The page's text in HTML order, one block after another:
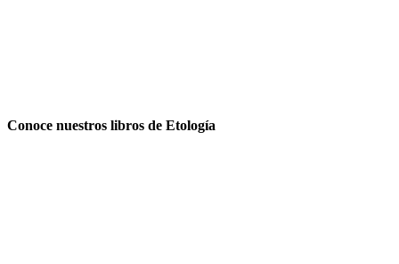
Conoce nuestros libros de Etología